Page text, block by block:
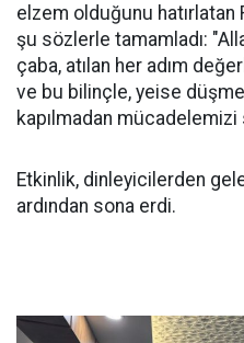
elzem olduğunu hatırlatan
şu sözlerle tamamladı:
çaba, atılan her adım
ve bu bilinçle, yeise
kapılmadan
Etkinlik, dinleyicilerden
ardından sona erdi.